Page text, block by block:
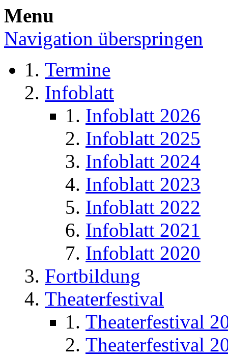
Menu
Navigation überspringen
Termine
Infoblatt
Infoblatt 2026
Infoblatt 2025
Infoblatt 2024
Infoblatt 2023
Infoblatt 2022
Infoblatt 2021
Infoblatt 2020
Fortbildung
Theaterfestival
Theaterfestival
Theaterfestival